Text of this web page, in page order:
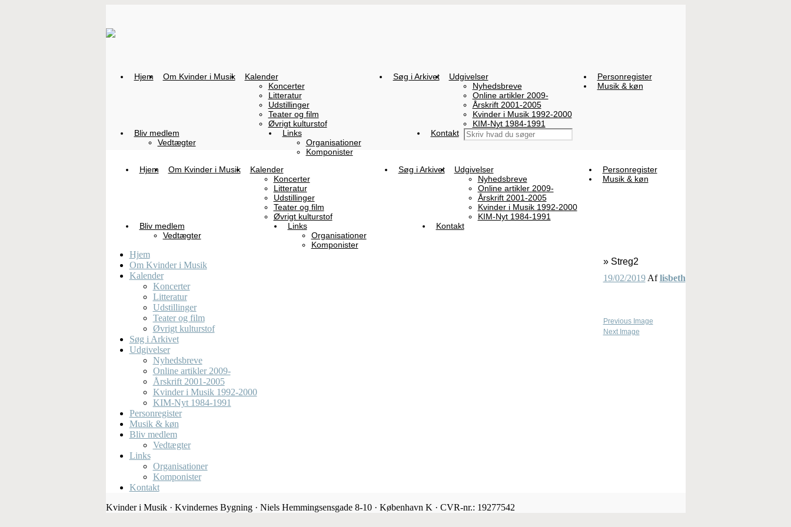
Hjem Om Kvinder i Musik
Kalender
Koncerter
Litteratur
Udstillinger
Teater og film
Øvrigt kulturstof
Søg i Arkivet
Udgivelser
Nyhedsbreve
Online artikler 2009-
Årskrift 2001-2005
Kvinder i Musik 1992-2000
KIM-Nyt 1984-1991
Personregister
Musik & køn
Bliv medlem
Vedtægter
Links
Organisationer
Komponister
Kontakt
Hjem Om Kvinder i Musik
Kalender
Koncerter
Litteratur
Udstillinger
Teater og film
Øvrigt kulturstof
Søg i Arkivet
Udgivelser
Nyhedsbreve
Online artikler 2009-
Årskrift 2001-2005
Kvinder i Musik 1992-2000
KIM-Nyt 1984-1991
Personregister
Musik & køn
Bliv medlem
Vedtægter
Links
Organisationer
Komponister
Kontakt
» Streg2
19/02/2019 Aflisbeth
Previous Image
Next Image
Hjem
Om Kvinder i Musik
Kalender
Koncerter
Litteratur
Udstillinger
Teater og film
Øvrigt kulturstof
Søg i Arkivet
Udgivelser
Nyhedsbreve
Online artikler 2009-
Årskrift 2001-2005
Kvinder i Musik 1992-2000
KIM-Nyt 1984-1991
Personregister
Musik & køn
Bliv medlem
Vedtægter
Links
Organisationer
Komponister
Kontakt
Kvinder i Musik · Kvindernes Bygning · Niels Hemmingsensgade 8-10 · København K · CVR-nr.: 19277542